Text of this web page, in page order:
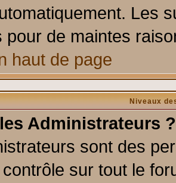
Les
pour de maintes
haut de page
Niveaux
Administrateurs ?
sont des
sur tout le